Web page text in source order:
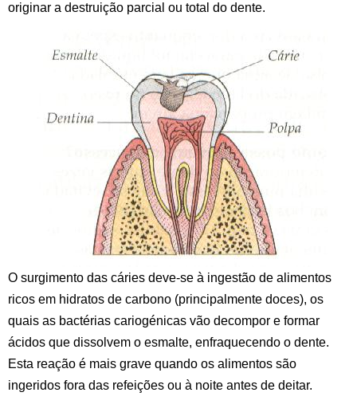
originar a destruição parcial ou total do dente.
O surgimento das cáries deve-se à ingestão de alimentos
ricos em hidratos de carbono (principalmente doces), os
quais as bactérias cariogénicas vão decompor e formar
ácidos que dissolvem o esmalte, enfraquecendo o dente.
Esta reação é mais grave quando os alimentos são
ingeridos fora das refeições ou à noite antes de deitar.